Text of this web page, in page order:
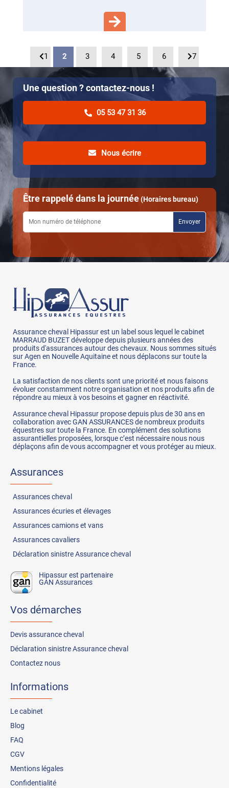
1 2 3 4 5 6 7
Une question ? contactez-nous !
05 53 47 31 36
Nous écrire
Être rappelé dans la journée(Horaires bureau)
Assurance cheval Hipassur est un label sous lequel le cabinet
MARRAUD BUZET développe depuis plusieurs années des
produits d'assurances autour des chevaux. Nous sommes situés
sur Agen en Nouvelle Aquitaine et nous déplacons sur toute la
France.
La satisfaction de nos clients sont une priorité et nous faisons
évoluer constamment notre organisation et nos produits afin de
répondre au mieux à vos besoins et gagner en réactivité.
Assurance cheval Hipassur propose depuis plus de 30 ans en
collaboration avec GAN ASSURANCES de nombreux produits
équestres sur toute la France. En complément des solutions
assurantielles proposées, lorsque c’est nécessaire nous nous
déplaçons afin de vous accompagner et vous protéger au mieux.
Assurances
Assurancescheval
Assurancesécuries et élevages
Assurancescamions et vans
Assurancescavaliers
Déclaration sinistre Assurance cheval
Hipassur est partenaire
GAN Assurances
Vos démarches
Devis assurance cheval
Déclaration sinistre Assurance cheval
Contactez nous
Informations
Le cabinet
Blog
FAQ
CGV
Mentions légales
Confidentialité